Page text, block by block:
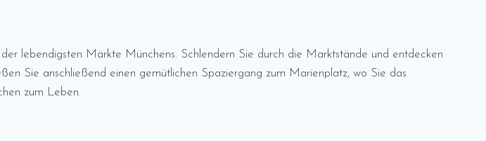
lebendigsten Märkte Münchens. Schlendern Sie durch die Marktstände und entdecken
Sie anschließend einen gemütlichen Spaziergang zum Marienplatz, wo Sie das
zum Leben.